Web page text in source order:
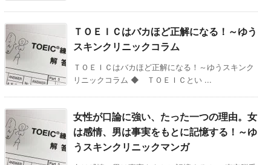
ＴＯＥＩＣはバカほど正解になる！～ゆう
スキンクリニックコラム
ＴＯＥＩＣはバカほど正解になる！～ゆうスキンク
リニックコラム ◆ ＴＯＥＩＣとい ...
女性が口論に強い、たった一つの理由。女
は感情、男は事実をもとに記憶する！～ゆ
うスキンクリニックマンガ